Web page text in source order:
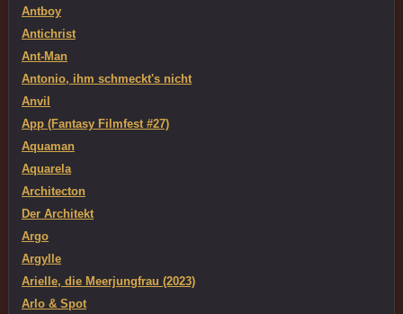
Antboy
Antichrist
Ant-Man
Antonio, ihm schmeckt's nicht
Anvil
App (Fantasy Filmfest #27)
Aquaman
Aquarela
Architecton
Der Architekt
Argo
Argylle
Arielle, die Meerjungfrau (2023)
Arlo & Spot